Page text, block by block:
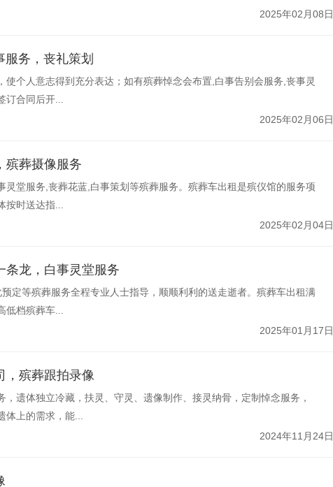
2025年02月08日
务，丧礼策划
个人意志得到充分表达；如有殡葬悼念会布置,白事告别会服务,丧事灵
合同后开...
2025年02月06日
殡葬摄像服务
堂服务,丧葬花蓝,白事策划等殡葬服务。殡葬车出租是殡仪馆的服务项
时送达指...
2025年02月04日
条龙，白事灵堂服务
定等殡葬服务全程专业人士指导，顺顺利利的送走逝者。殡葬车出租满
档殡葬车...
2025年01月17日
，殡葬跟拍录像
遗体独立冷藏，扶灵、守灵、遗像制作、接灵纳骨，定制悼念服务，
上的需求，能...
2024年11月24日